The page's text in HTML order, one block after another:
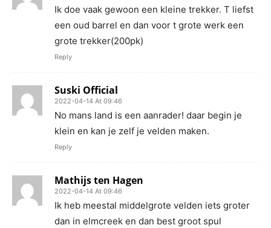
Ik doe vaak gewoon een kleine trekker. T liefst
een oud barrel en dan voor t grote werk een
grote trekker(200pk)
Reply
Suski Official
2022-04-14 At 09:46
No mans land is een aanrader! daar begin je
klein en kan je zelf je velden maken.
Reply
Mathijs ten Hagen
2022-04-14 At 09:46
Ik heb meestal middelgrote velden iets groter
dan in elmcreek en dan best groot spul